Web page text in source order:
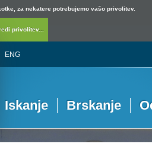
za nekatere potrebujemo vašo privolitev.
privolitev...
ENG
Iskanje Brskanje